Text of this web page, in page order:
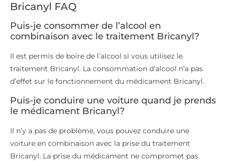
Bricanyl FAQ
Puis-je consommer de l’alcool en
combinaison avec le traitement Bricanyl?
Il est permis de boire de l’alcool si vous utilisez le
traitement Bricanyl. La consommation d’alcool n’a pas
d’effet sur le fonctionnement du médicament Bricanyl.
Puis-je conduire une voiture quand je prends
le médicament Bricanyl?
Il n’y a pas de problème, vous pouvez conduire une
voiture en combinaison avec la prise du traitement
Bricanyl. La prise du médicament ne compromet pas